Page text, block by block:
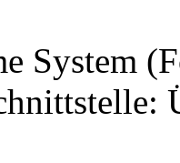
System